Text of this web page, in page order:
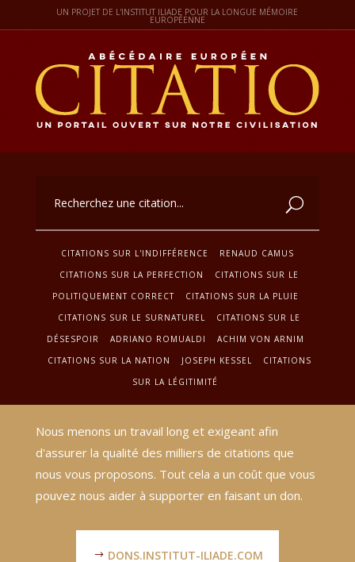
UN PROJET DE L'INSTITUT ILIADE POUR LA LONGUE MÉMOIRE
EUROPÉENNE
CITATIONS SUR L'INDIFFÉRENCE
RENAUD CAMUS
CITATIONS SUR LA PERFECTION
CITATIONS SUR LE
POLITIQUEMENT CORRECT
CITATIONS SUR LA PLUIE
CITATIONS SUR LE SURNATUREL
CITATIONS SUR LE
DÉSESPOIR
ADRIANO ROMUALDI
ACHIM VON ARNIM
CITATIONS SUR LA NATION
JOSEPH KESSEL
CITATIONS
SUR LA LÉGITIMITÉ
Nous menons un travail long et exigeant afin
d'assurer la qualité des milliers de citations que
nous vous proposons. Tout cela a un coût que vous
pouvez nous aider à supporter en faisant un don.
DONS.INSTITUT-ILIADE.COM